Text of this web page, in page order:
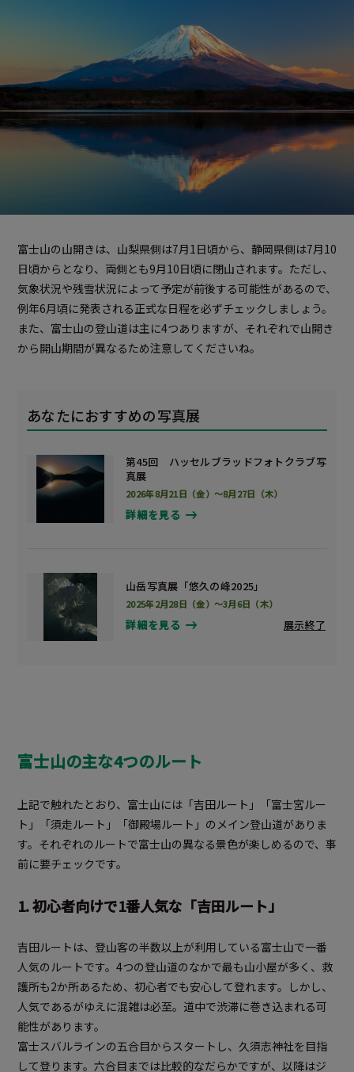
富士山の山開きは、山梨県側は7月1日頃から、静岡県側は7月10
日頃からとなり、両側とも9月10日頃に閉山されます。ただし、
気象状況や残雪状況によって予定が前後する可能性があるので、
例年6月頃に発表される正式な日程を必ずチェックしましょう。
また、富士山の登山道は主に4つありますが、それぞれで山開き
から開山期間が異なるため注意してくださいね。
あなたにおすすめの写真展
第45回 ハッセルブラッドフォトクラブ写
真展
2026年8月21日（金）～8月27日（木）
詳細を見る
山岳写真展「悠久の峰2025」
2025年2月28日（金）～3月6日（木）
詳細を見る 展示終了
富士山の主な4つのルート
上記で触れたとおり、富士山には「吉田ルート」「富士宮ルー
ト」「須走ルート」「御殿場ルート」のメイン登山道がありま
す。それぞれのルートで富士山の異なる景色が楽しめるので、事
前に要チェックです。
1. 初心者向けで1番人気な「吉田ルート」
吉田ルートは、登山客の半数以上が利用している富士山で一番
人気のルートです。4つの登山道のなかで最も山小屋が多く、救
護所も2か所あるため、初心者でも安心して登れます。しかし、
人気であるがゆえに混雑は必至。道中で渋滞に巻き込まれる可
能性があります。
富士スバルラインの五合目からスタートし、久須志神社を目指
して登ります。六合目までは比較的なだらかですが、以降はジ